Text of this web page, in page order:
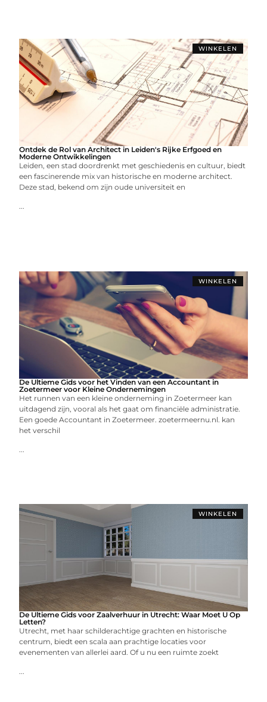
WINKELEN
Ontdek de Rol van Architect in Leiden's Rijke Erfgoed en
Moderne Ontwikkelingen
Leiden, een stad doordrenkt met geschiedenis en cultuur, biedt
een fascinerende mix van historische en moderne architect.
Deze stad, bekend om zijn oude universiteit en
...
WINKELEN
De Ultieme Gids voor het Vinden van een Accountant in
Zoetermeer voor Kleine Ondernemingen
Het runnen van een kleine onderneming in Zoetermeer kan
uitdagend zijn, vooral als het gaat om financiële administratie.
Een goede Accountant in Zoetermeer. zoetermeernu.nl. kan
het verschil
...
WINKELEN
De Ultieme Gids voor Zaalverhuur in Utrecht: Waar Moet U Op
Letten?
Utrecht, met haar schilderachtige grachten en historische
centrum, biedt een scala aan prachtige locaties voor
evenementen van allerlei aard. Of u nu een ruimte zoekt
...